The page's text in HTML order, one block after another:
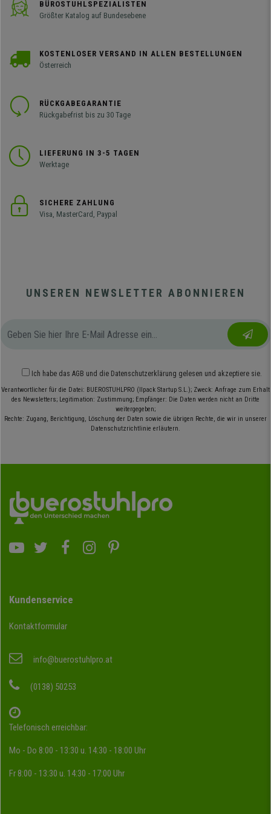
BÜROSTUHLSPEZIALISTEN
Größter Katalog auf Bundesebene
KOSTENLOSER VERSAND IN ALLEN BESTELLUNGEN
Österreich
RÜCKGABEGARANTIE
Rückgabefrist bis zu 30 Tage
LIEFERUNG IN 3-5 TAGEN
Werktage
SICHERE ZAHLUNG
Visa, MasterCard, Paypal
UNSEREN NEWSLETTER ABONNIEREN
Ich habe das AGB und die Datenschutzerklärung gelesen und akzeptiere sie.
Verantwortlicher für die Datei: BUEROSTUHLPRO (Ilpack Startup S.L.); Zweck: Anfrage zum Erhalt
des Newsletters; Legitimation: Zustimmung; Empfänger: Die Daten werden nicht an Dritte
weitergegeben;
Rechte: Zugang, Berichtigung, Löschung der Daten sowie die übrigen Rechte, die wir in unserer
Datenschutzrichtlinie erläutern.
Kundenservice
Kontaktformular
info@buerostuhlpro.at
(0138) 50253
Telefonisch erreichbar:
Mo - Do 8:00 - 13:30 u. 14:30 - 18:00 Uhr
Fr 8:00 - 13:30 u. 14:30 - 17:00 Uhr